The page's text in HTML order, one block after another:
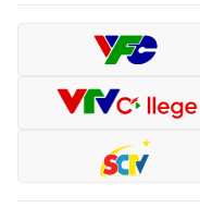
Đời sống
Làm đẹp
Chất lượng cuộc sống
Giáo dục
Học trực tuyến
Công nghệ